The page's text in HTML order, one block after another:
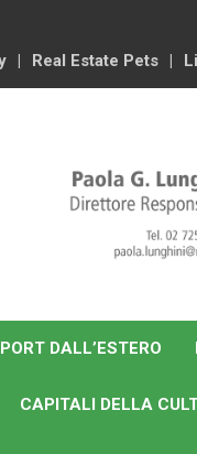
Real Estate Pets
DALL’ESTERO
CAPITALI DELLA